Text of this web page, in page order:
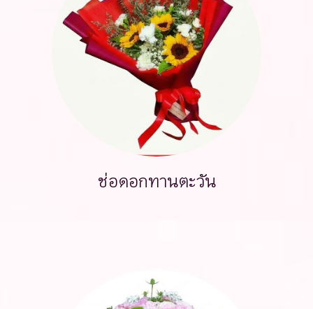
ช่อดอกทานตะวัน